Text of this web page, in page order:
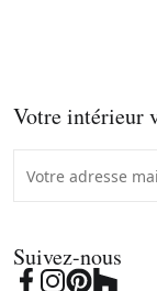
Votre intérieur
Suivez-nous